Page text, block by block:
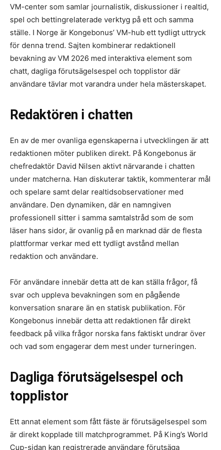
VM-center som samlar journalistik, diskussioner i realtid,
spel och bettingrelaterade verktyg på ett och samma
ställe. I Norge är Kongebonus’ VM-hub ett tydligt uttryck
för denna trend. Sajten kombinerar redaktionell
bevakning av VM 2026 med interaktiva element som
chatt, dagliga förutsägelsespel och topplistor där
användare tävlar mot varandra under hela mästerskapet.
Redaktören i chatten
En av de mer ovanliga egenskaperna i utvecklingen är att
redaktionen möter publiken direkt. På Kongebonus är
chefredaktör David Nilsen aktivt närvarande i chatten
under matcherna. Han diskuterar taktik, kommenterar mål
och spelare samt delar realtidsobservationer med
användare. Den dynamiken, där en namngiven
professionell sitter i samma samtalstråd som de som
läser hans sidor, är ovanlig på en marknad där de flesta
plattformar verkar med ett tydligt avstånd mellan
redaktion och användare.
För användare innebär detta att de kan ställa frågor, få
svar och uppleva bevakningen som en pågående
konversation snarare än en statisk publikation. För
Kongebonus innebär detta att redaktionen får direkt
feedback på vilka frågor norska fans faktiskt undrar över
och vad som engagerar dem mest under turneringen.
Dagliga förutsägelsespel och
topplistor
Ett annat element som fått fäste är förutsägelsespel som
är direkt kopplade till matchprogrammet. På King’s World
Cup-sidan kan registrerade användare förutsäga